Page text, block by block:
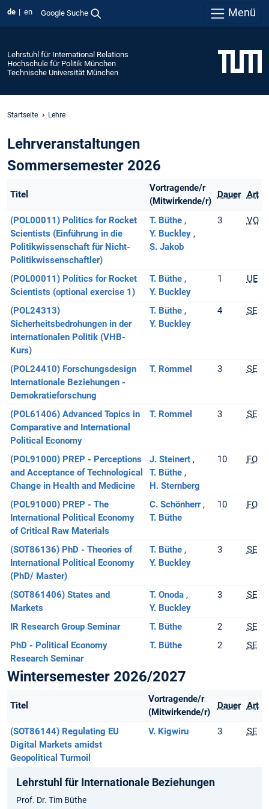
de en Google Suche Menü
Lehrstuhl für International Relations
Hochschule für Politik München
Technische Universität München
Startseite Lehre
Lehrveranstaltungen
Sommersemester 2026
Titel
Vortragende/r
(Mitwirkende/r)
Dauer Art
(POL00011) Politics for Rocket
Scientists (Einführung in die
Politikwissenschaft für Nicht-
Politikwissenschaftler)
T. Büthe
Y. Buckley
S. Jakob
3 VO
(POL00011) Politics for Rocket
Scientists (optional exercise 1)
T. Büthe
Y. Buckley
1 UE
(POL24313)
Sicherheitsbedrohungen in der
internationalen Politik (VHB-
Kurs)
T. Büthe
Y. Buckley
4 SE
(POL24410) Forschungsdesign
Internationale Beziehungen -
Demokratieforschung
T. Rommel 3 SE
(POL61406) Advanced Topics in
Comparative and International
Political Economy
T. Rommel 3 SE
(POL91000) PREP - Perceptions
and Acceptance of Technological
Change in Health and Medicine
J. Steinert
T. Büthe
H. Sternberg
10 FO
(POL91000) PREP - The
International Political Economy
of Critical Raw Materials
C. Schönherr
T. Büthe
10 FO
(SOT86136) PhD - Theories of
International Political Economy
(PhD/ Master)
T. Büthe
Y. Buckley
3 SE
(SOT861406) States and
Markets
T. Onoda
Y. Buckley
3 SE
IR Research Group Seminar T. Büthe 2
SE
PhD - Political Economy
Research Seminar
T. Büthe 2 SE
Wintersemester 2026/2027
Titel
Vortragende/r
(Mitwirkende/r)
Dauer Art
(SOT86144) Regulating EU
Digital Markets amidst
Geopolitical Turmoil
V. Kigwiru 3 SE
Lehrstuhl für Internationale Beziehungen
Prof. Dr. Tim Büthe